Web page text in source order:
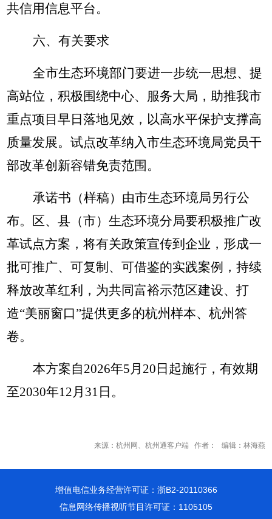
共信用信息平台。
六、有关要求
全市生态环境部门要进一步统一思想、提
高站位，积极围绕中心、服务大局，助推我市
重点项目早日落地见效，以高水平保护支撑高
质量发展。试点改革纳入市生态环境局党员干
部改革创新容错免责范围。
承诺书（样稿）由市生态环境局另行公
布。区、县（市）生态环境分局要积极推广改
革试点方案，将有关政策宣传到企业，形成一
批可推广、可复制、可借鉴的实践案例，持续
释放改革红利，为共同富裕示范区建设、打
造“美丽窗口”提供更多的杭州样本、杭州答
卷。
本方案自2026年5月20日起施行，有效期
至2030年12月31日。
来源：杭州网、杭州通客户端 作者： 编辑：林海燕
增值电信业务经营许可证：浙B2-20110366
信息网络传播视听节目许可证：1105105